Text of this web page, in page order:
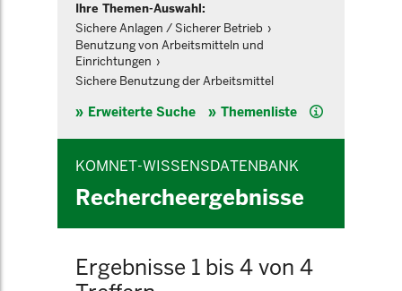
Ihre Themen-Auswahl:
Sichere Anlagen / Sicherer Betrieb
Benutzung von Arbeitsmitteln und
Einrichtungen
Sichere Benutzung der Arbeitsmittel
Erweiterte Suche Themenliste Hilfe
KOMNET-WISSENSDATENBANK
Rechercheergebnisse
Ergebnisse 1 bis 4 von 4